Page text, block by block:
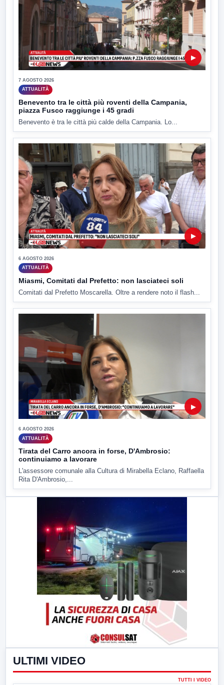
▶
7 AGOSTO 2026
ATTUALITÀ
Benevento tra le città più roventi della Campania,
piazza Fusco raggiunge i 45 gradi
Benevento è tra le città più calde della Campania. Lo...
▶
6 AGOSTO 2026
ATTUALITÀ
Miasmi, Comitati dal Prefetto: non lasciateci soli
Comitati dal Prefetto Moscarella. Oltre a rendere noto il flash...
▶
6 AGOSTO 2026
ATTUALITÀ
Tirata del Carro ancora in forse, D'Ambrosio:
continuiamo a lavorare
L'assessore comunale alla Cultura di Mirabella Eclano, Raffaella
Rita D'Ambrosio,...
ULTIMI VIDEO
TUTTI I VIDEO